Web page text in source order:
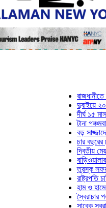
রাজধানীতে দুই
দুবাইয়ে ২০
দীর্ঘ ১৫ মাস
টানা পঞ্চমবার
বড় সাজ্জাদের
চার বছরের
দ্বিতীয় মেয়াদে
বাড়িওয়ালারা
তুরস্ক সফর শেষে
রাষ্ট্রপতি চাইলে
হাম ও হামের
স্বৈরাচার পতনের
সাবেক